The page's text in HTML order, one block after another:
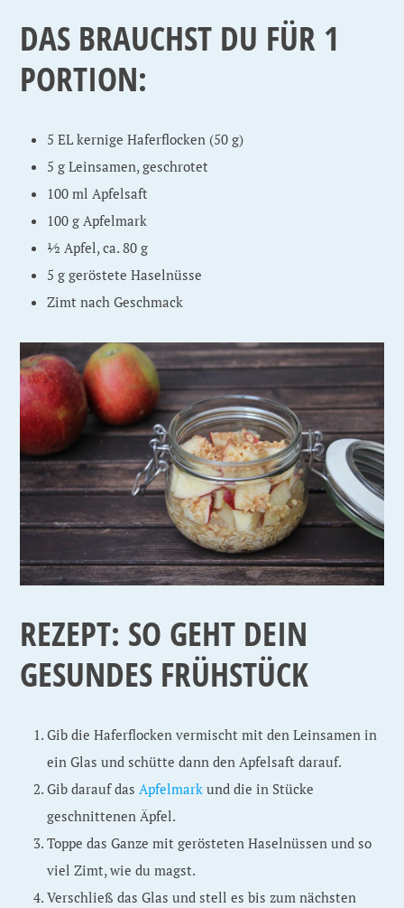
DAS BRAUCHST DU FÜR 1
PORTION:
5 EL kernige Haferflocken (50 g)
5 g Leinsamen, geschrotet
100 ml Apfelsaft
100 g Apfelmark
½ Apfel, ca. 80 g
5 g geröstete Haselnüsse
Zimt nach Geschmack
REZEPT: SO GEHT DEIN
GESUNDES FRÜHSTÜCK
Gib die Haferflocken vermischt mit den Leinsamen in
ein Glas und schütte dann den Apfelsaft darauf.
Gib darauf das Apfelmark und die in Stücke
geschnittenen Äpfel.
Toppe das Ganze mit gerösteten Haselnüssen und so
viel Zimt, wie du magst.
Verschließ das Glas und stell es bis zum nächsten